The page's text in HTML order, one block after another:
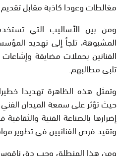
مغالطات وعودا كاذبة مقابل
ومن بين الأساليب التي
المشبوهة، تلجأ إلى تهديد
الفنانين بحملات مضايقة
تلبي مطالبهم.
وتمثل هذه الظاهرة تهديدا
حيث تؤثر على سمعة الميدان
إضرارها بالصناعة الفنية
وتقيد فرص الفنانيين في تطوير
ومن هذا المنطلق وجب دق ناقوس